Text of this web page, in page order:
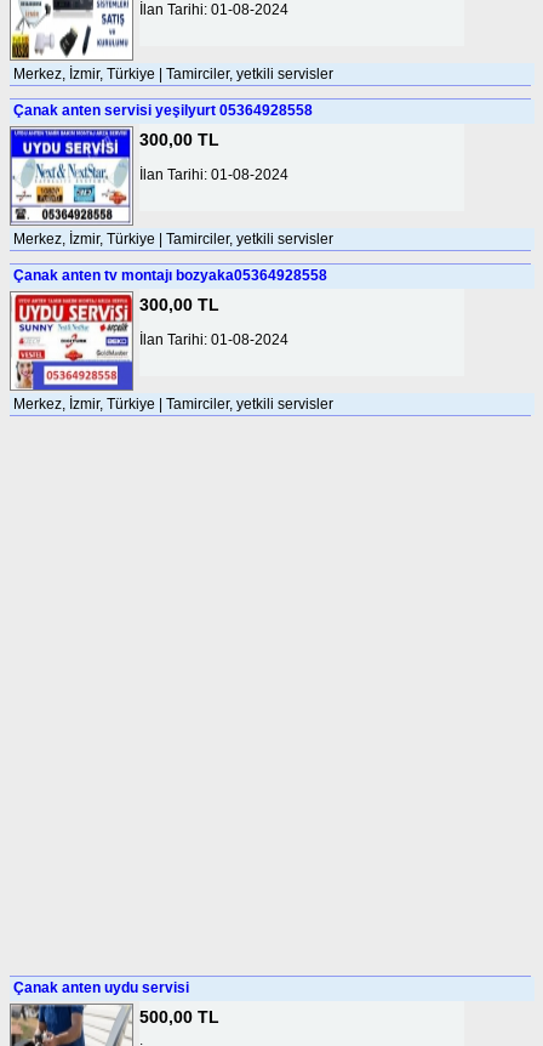
İlan Tarihi: 01-08-2024
Merkez, İzmir, Türkiye | Tamirciler, yetkili servisler
Çanak anten servisi yeşilyurt 05364928558
300,00 TL
İlan Tarihi: 01-08-2024
Merkez, İzmir, Türkiye | Tamirciler, yetkili servisler
Çanak anten tv montajı bozyaka05364928558
300,00 TL
İlan Tarihi: 01-08-2024
Merkez, İzmir, Türkiye | Tamirciler, yetkili servisler
Çanak anten uydu servisi
500,00 TL